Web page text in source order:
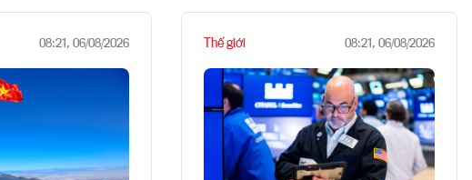
08:21, 06/08/2026 Thế giới 08:21, 06/08/2026